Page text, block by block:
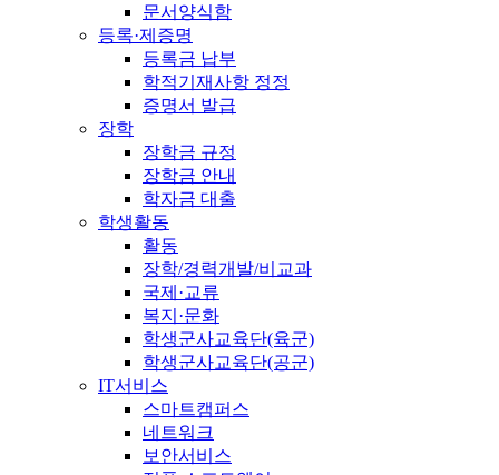
문서양식함
등록·제증명
등록금 납부
학적기재사항 정정
증명서 발급
장학
장학금 규정
장학금 안내
학자금 대출
학생활동
활동
장학/경력개발/비교과
국제·교류
복지·문화
학생군사교육단(육군)
학생군사교육단(공군)
IT서비스
스마트캠퍼스
네트워크
보안서비스